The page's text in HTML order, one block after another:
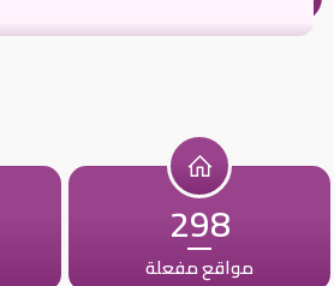
298
مواقع مفعلة